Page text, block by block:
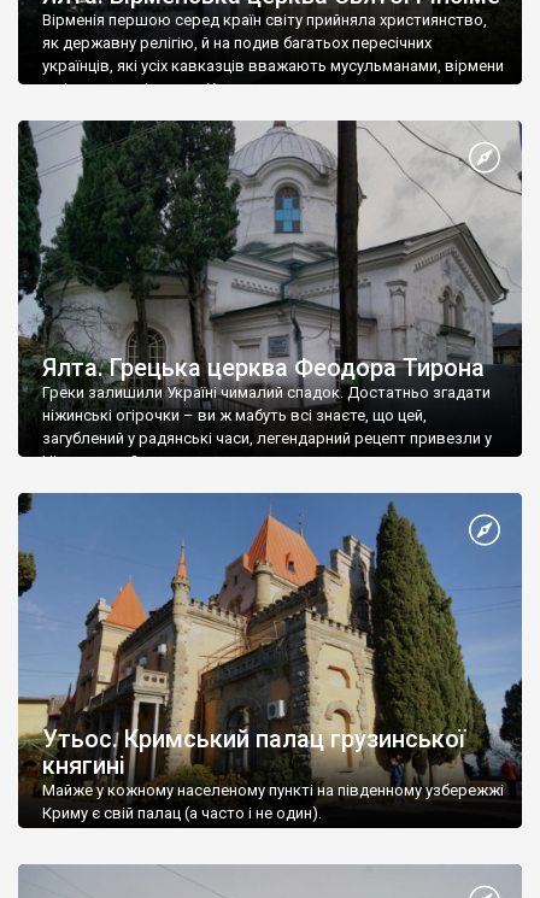
Вірменія першою серед країн світу прийняла християнство,
як державну релігію, й на подив багатьох пересічних
українців, які усіх кавказців вважають мусульманами, вірмени
є відданими вірянами Христа
Ялта. Грецька церква Феодора Тирона
Греки залишили Україні чималий спадок. Достатньо згадати
ніжинські огірочки – ви ж мабуть всі знаєте, що цей,
загублений у радянські часи, легендарний рецепт привезли у
Ніжин греки?
Утьос. Кримський палац грузинської
княгині
Майже у кожному населеному пункті на південному узбережжі
Криму є свій палац (а часто і не один).